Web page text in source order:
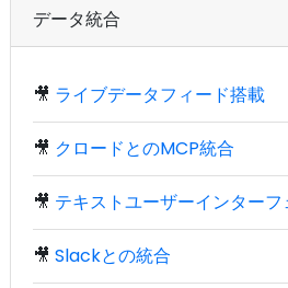
データ統合
🎥 ライブデータフィード搭載
🎥 クロードとのMCP統合
🎥 テキストユーザーインターフ
🎥 Slackとの統合